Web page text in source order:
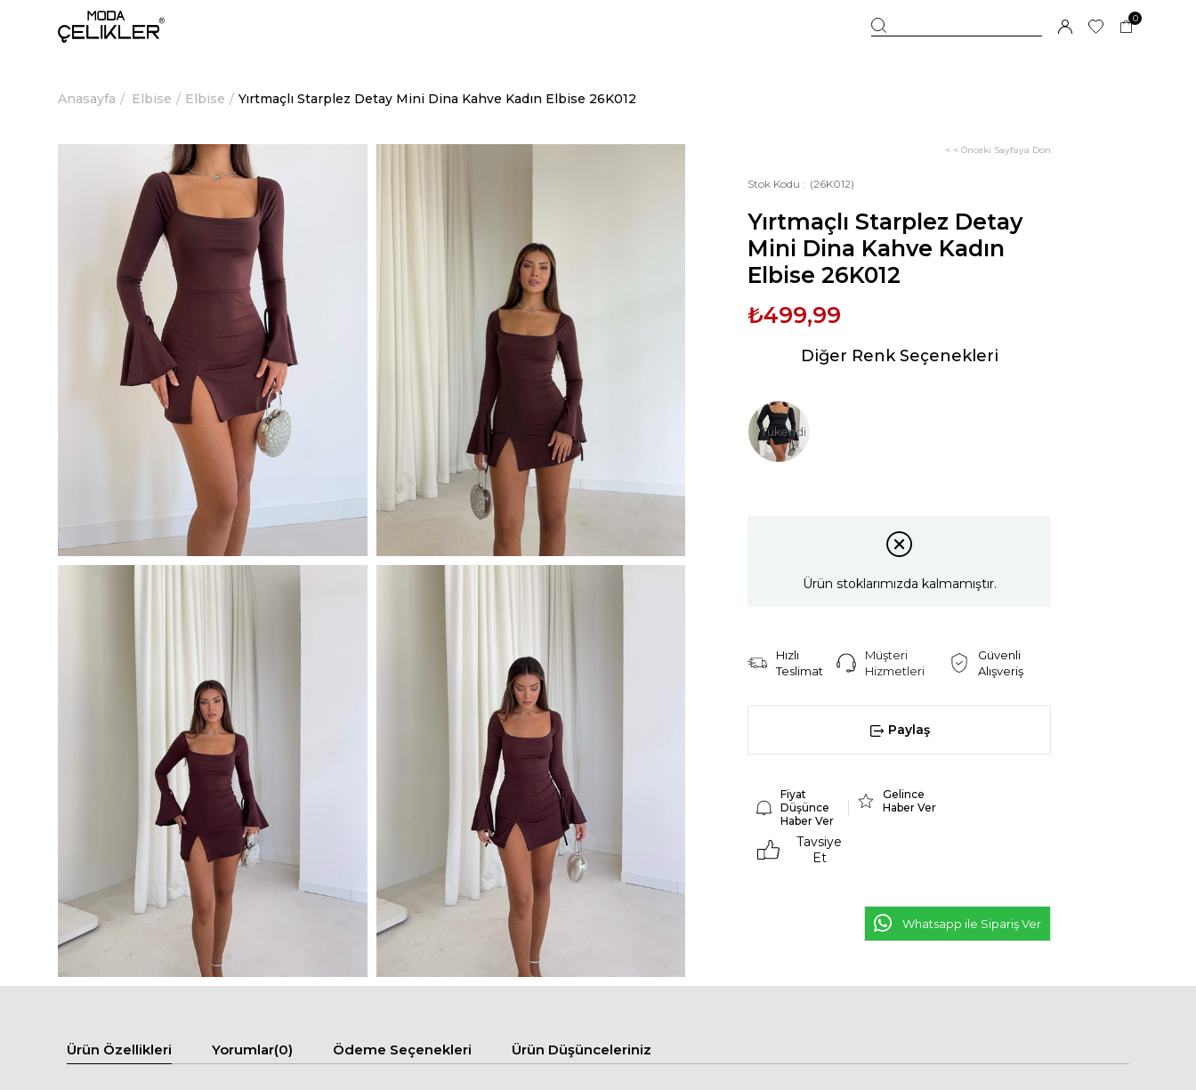
0
Anasayfa Elbise Elbise Yırtmaçlı Starplez Detay Mini Dina Kahve Kadın Elbise 26K012
< < Önceki Sayfaya Dön
Stok Kodu (26K012)
Yırtmaçlı Starplez Detay
Mini Dina Kahve Kadın
Elbise 26K012
₺499,99
Diğer Renk Seçenekleri
Tükendi
Ürün stoklarımızda kalmamıştır.
Hızlı
Teslimat
Müşteri
Hizmetleri
Güvenli
Alışveriş
Paylaş
Fiyat
Düşünce
Haber Ver
Gelince
Haber Ver
Tavsiye
Et
Whatsapp ile Sipariş Ver
Ürün Özellikleri Yorumlar(0) Ödeme Seçenekleri Ürün Düşünceleriniz